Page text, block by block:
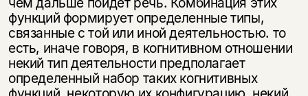
функций формирует определенные типы,
связанные с той или иной деятельностью. то
есть, иначе говоря, в когнитивном отношении
некий тип деятельности предполагает
определенный набор таких когнитивных